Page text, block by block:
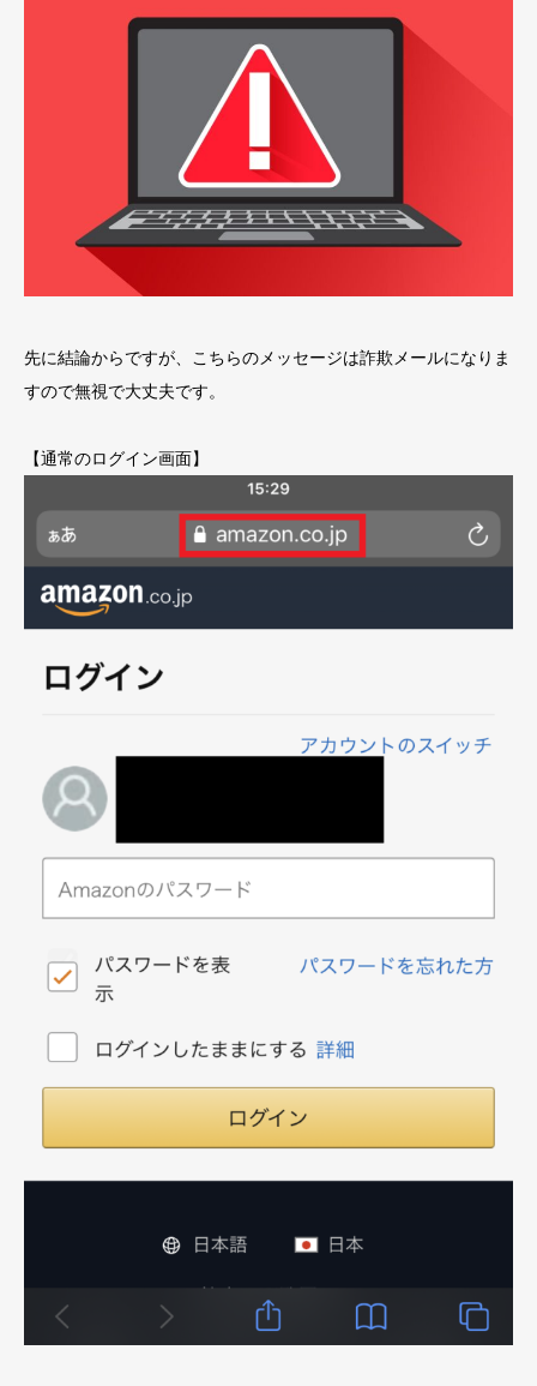
先に結論からですが、こちらのメッセージは詐欺メールになりま
すので無視で大丈夫です。
【通常のログイン画面】